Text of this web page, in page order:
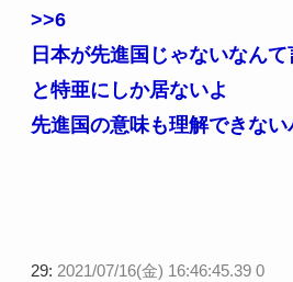
>>6
日本が先進国じゃないなん
と特亜にしか居ないよ
先進国の意味も理解できない
29: 2021/07/16(金) 16:46:45.39 0